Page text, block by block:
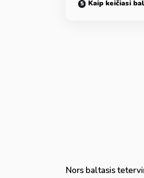
Kaip keičiasi
Nors baltasis